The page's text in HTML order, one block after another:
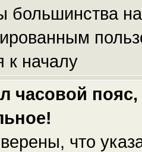
большинства
к началу
часовой
что